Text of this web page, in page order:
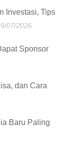
Investasi, Tips
07/2026
Sponsor
dan Cara
Baru Paling